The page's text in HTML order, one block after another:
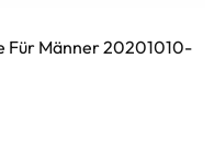
Für Männer 20201010-